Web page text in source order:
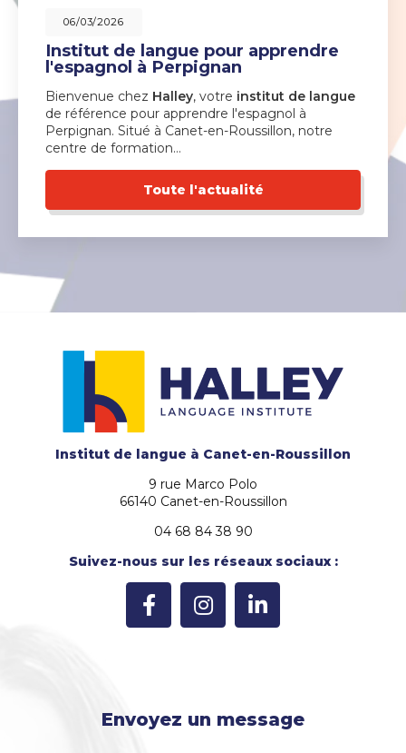
06/03/2026
Institut de langue pour apprendre
l'espagnol à Perpignan
Bienvenue chez Halley, votre institut de langue
de référence pour apprendre l'espagnol à
Perpignan. Situé à Canet-en-Roussillon, notre
centre de formation…
Toute l'actualité
Institut de langue à Canet-en-Roussillon
9 rue Marco Polo
66140 Canet-en-Roussillon
04 68 84 38 90
Suivez-nous sur les réseaux sociaux :
Envoyez un message